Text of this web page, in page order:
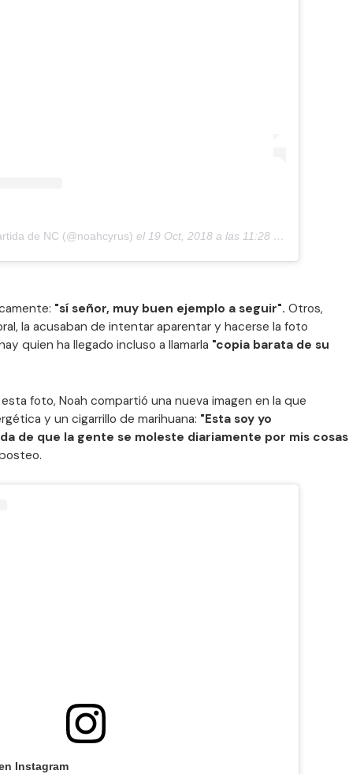
de NC (@noahcyrus) el 19 Oct, 2018 a las 11:28 PDT
"sí señor, muy buen ejemplo a seguir". Otros,
la acusaban de intentar aparentar y hacerse la foto
quien ha llegado incluso a llamarla "copia barata de su
foto, Noah compartió una nueva imagen en la que
y un cigarrillo de marihuana: "Esta soy yo
de que la gente se moleste diariamente por mis cosas
Instagram